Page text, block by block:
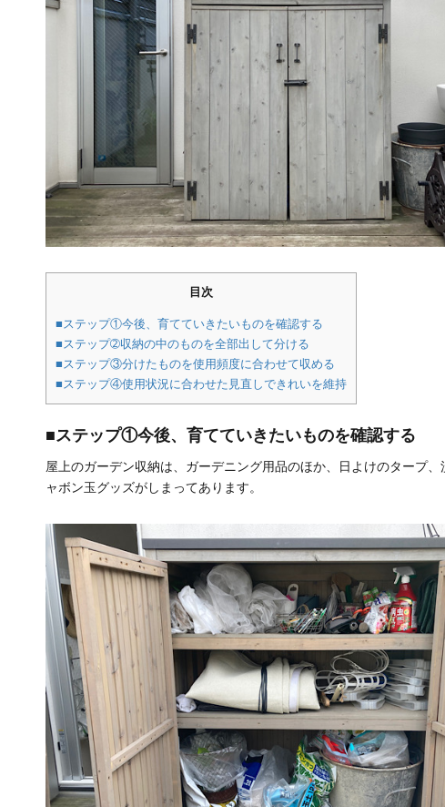
目次
■ステップ①今後、育てていきたいものを確認する
■ステップ➁収納の中のものを全部出して分ける
■ステップ③分けたものを使用頻度に合わせて収める
■ステップ④使用状況に合わせた見直しできれいを維持
■ステップ①今後、育てていきたいものを確認する
屋上のガーデン収納は、ガーデニング用品のほか、日よけのタープ、
ャボン玉グッズがしまってあります。